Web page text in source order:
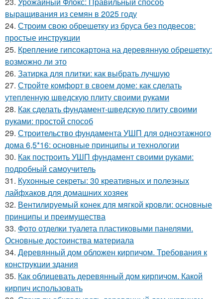
выращивания из семян в 2025 году
24. Строим свою обрешетку из бруса без подвесов:
простые инструкции
25. Крепление гипсокартона на деревянную обрешетку:
возможно ли это
26. Затирка для плитки: как выбрать лучшую
27. Стройте комфорт в своем доме: как сделать
утепленную шведскую плиту своими руками
28. Как сделать фундамент-шведскую плиту своими
руками: простой способ
29. Строительство фундамента УШП для одноэтажного
дома 6,5*16: основные принципы и технологии
30. Как построить УШП фундамент своими руками:
подробный самоучитель
31. Кухонные секреты: 30 креативных и полезных
лайфхаков для домашних хозяек
32. Вентилируемый конек для мягкой кровли: основные
принципы и преимущества
33. Фото отделки туалета пластиковыми панелями.
Основные достоинства материала
34. Деревянный дом обложен кирпичом. Требования к
конструкции здания
35. Как облицевать деревянный дом кирпичом. Какой
кирпич использовать